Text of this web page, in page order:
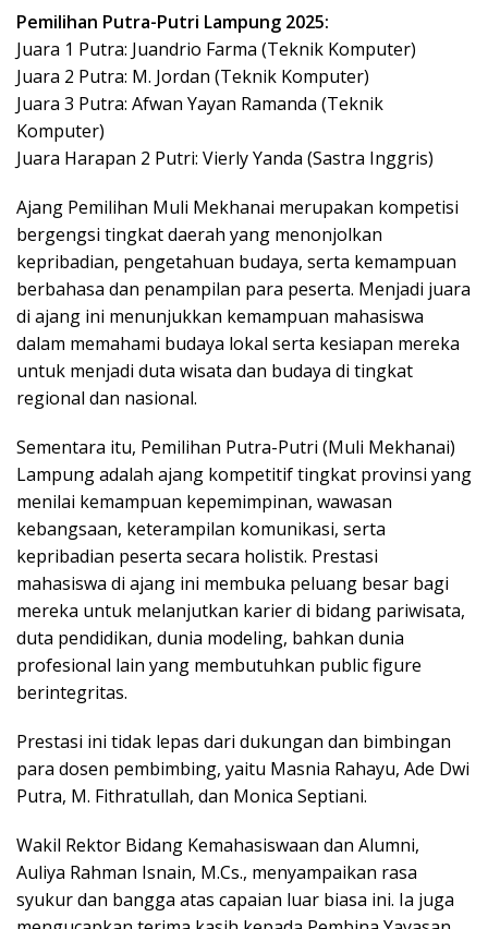
Pemilihan Putra-Putri Lampung 2025:
Juara 1 Putra: Juandrio Farma (Teknik Komputer)
Juara 2 Putra: M. Jordan (Teknik Komputer)
Juara 3 Putra: Afwan Yayan Ramanda (Teknik
Komputer)
Juara Harapan 2 Putri: Vierly Yanda (Sastra Inggris)
Ajang Pemilihan Muli Mekhanai merupakan kompetisi
bergengsi tingkat daerah yang menonjolkan
kepribadian, pengetahuan budaya, serta kemampuan
berbahasa dan penampilan para peserta. Menjadi juara
di ajang ini menunjukkan kemampuan mahasiswa
dalam memahami budaya lokal serta kesiapan mereka
untuk menjadi duta wisata dan budaya di tingkat
regional dan nasional.
Sementara itu, Pemilihan Putra-Putri (Muli Mekhanai)
Lampung adalah ajang kompetitif tingkat provinsi yang
menilai kemampuan kepemimpinan, wawasan
kebangsaan, keterampilan komunikasi, serta
kepribadian peserta secara holistik. Prestasi
mahasiswa di ajang ini membuka peluang besar bagi
mereka untuk melanjutkan karier di bidang pariwisata,
duta pendidikan, dunia modeling, bahkan dunia
profesional lain yang membutuhkan public figure
berintegritas.
Prestasi ini tidak lepas dari dukungan dan bimbingan
para dosen pembimbing, yaitu Masnia Rahayu, Ade Dwi
Putra, M. Fithratullah, dan Monica Septiani.
Wakil Rektor Bidang Kemahasiswaan dan Alumni,
Auliya Rahman Isnain, M.Cs., menyampaikan rasa
syukur dan bangga atas capaian luar biasa ini. Ia juga